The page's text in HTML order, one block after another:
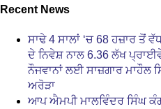
Recent News
ਸਾਢੇ 4 ਸਾਲਾਂ ‘ਚ 68 ਹਜ਼ਾਰ ਤੋਂ
ਦੇ ਨਿਵੇਸ਼ ਨਾਲ 6.36 ਲੱਖ
ਨੌਜਵਾਨਾਂ ਲਈ ਸਾਜ਼ਗਾਰ ਮਾਹੌਲ
ਅਰੋੜਾ
ਆਪ ਐਮਪੀ ਮਾਲਵਿੰਦਰ ਸਿੰਘ